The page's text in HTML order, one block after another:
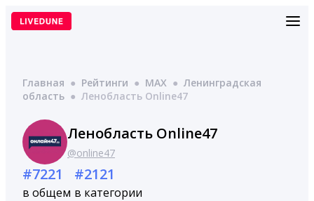
Перейти
Главная ● Рейтинги ● MAX ● Ленинградская
область ● Ленобласть Online47
Ленобласть Online47
@online47
#7221
в общем
#2121
в категории